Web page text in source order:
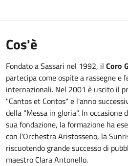
Cos'è
Fondato a Sassari nel 1992, il Coro
partecipa come ospite a rassegne e
internazionali. Nel 2001 è uscito il
"Cantos et Contos" e l'anno
della "Messa in gloria". In occasione
sua fondazione, la formazione ha
con l'Orchestra Aristosseno, la
riscuotendo grande successo di
maestro Clara Antonello.